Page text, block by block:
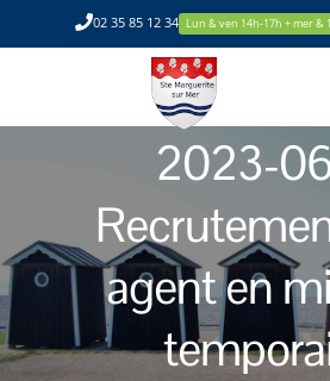
au
02 35 85 12 34 Lun & ven 14h-17h + mer &
2023-
agent en